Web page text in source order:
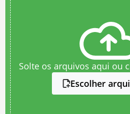
Solte os arquivos aqui ou
Escolher